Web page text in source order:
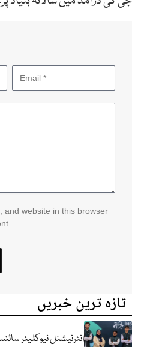
and website in this browser
تازہ ترین خبریں